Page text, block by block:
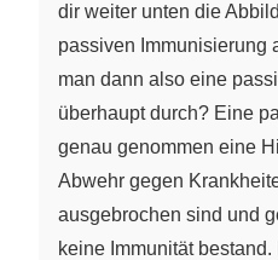
dir weiter unten die
passiven Immunisierung
man dann also eine
überhaupt durch? Eine
genau genommen eine
Abwehr gegen
ausgebrochen sind und
keine Immunität